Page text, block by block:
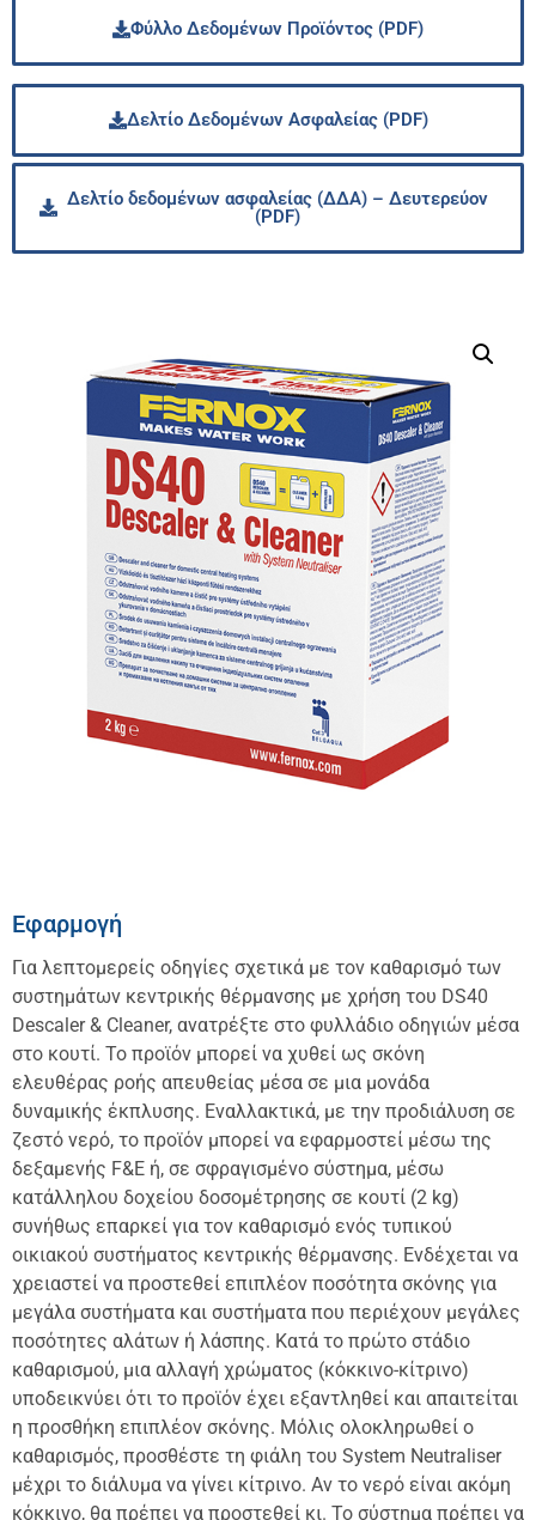
Φύλλο Δεδομένων Προϊόντος (PDF)
Δελτίο Δεδομένων Ασφαλείας (PDF)
Δελτίο δεδομένων ασφαλείας (ΔΔΑ) – Δευτερεύον
(PDF)
Εφαρμογή
Για λεπτομερείς οδηγίες σχετικά με τον καθαρισμό των
συστημάτων κεντρικής θέρμανσης με χρήση του DS40
Descaler & Cleaner, ανατρέξτε στο φυλλάδιο οδηγιών μέσα
στο κουτί. Το προϊόν μπορεί να χυθεί ως σκόνη
ελευθέρας ροής απευθείας μέσα σε μια μονάδα
δυναμικής έκπλυσης. Εναλλακτικά, με την προδιάλυση σε
ζεστό νερό, το προϊόν μπορεί να εφαρμοστεί μέσω της
δεξαμενής F&E ή, σε σφραγισμένο σύστημα, μέσω
κατάλληλου δοχείου δοσομέτρησης σε κουτί (2 kg)
συνήθως επαρκεί για τον καθαρισμό ενός τυπικού
οικιακού συστήματος κεντρικής θέρμανσης. Ενδέχεται να
χρειαστεί να προστεθεί επιπλέον ποσότητα σκόνης για
μεγάλα συστήματα και συστήματα που περιέχουν μεγάλες
ποσότητες αλάτων ή λάσπης. Κατά το πρώτο στάδιο
καθαρισμού, μια αλλαγή χρώματος (κόκκινο-κίτρινο)
υποδεικνύει ότι το προϊόν έχει εξαντληθεί και απαιτείται
η προσθήκη επιπλέον σκόνης. Μόλις ολοκληρωθεί ο
καθαρισμός, προσθέστε τη φιάλη του System Neutraliser
μέχρι το διάλυμα να γίνει κίτρινο. Αν το νερό είναι ακόμη
κόκκινο, θα πρέπει να προστεθεί κι. Το σύστημα πρέπει να